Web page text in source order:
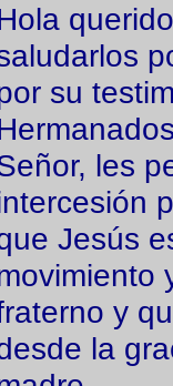
su
les
Jesús
y
la